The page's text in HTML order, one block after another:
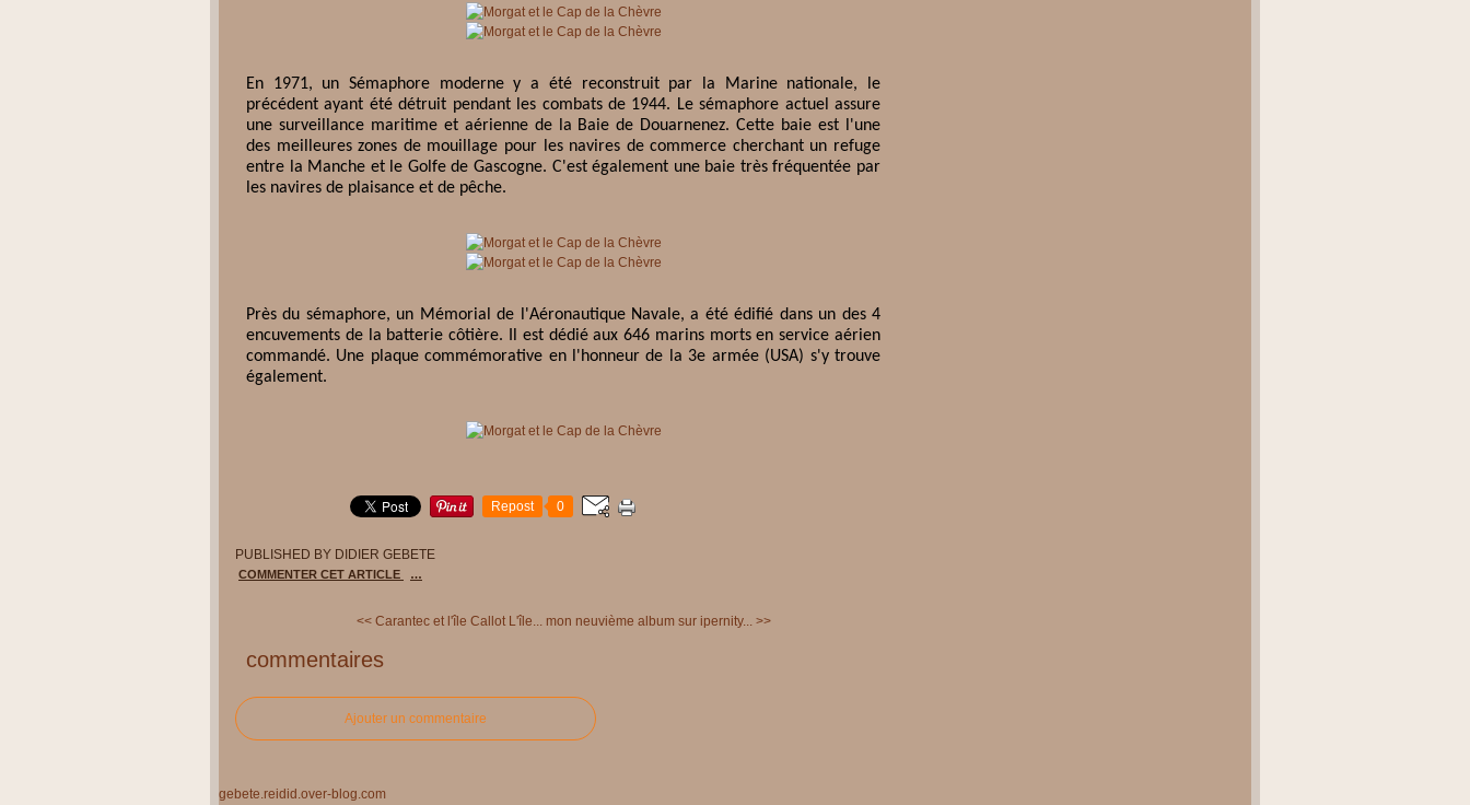
En 1971, un Sémaphore moderne y a été reconstruit par la Marine nationale, le
précédent ayant été détruit pendant les combats de 1944. Le sémaphore actuel assure
une surveillance maritime et aérienne de la Baie de Douarnenez. Cette baie est l'une
des meilleures zones de mouillage pour les navires de commerce cherchant un refuge
entre la Manche et le Golfe de Gascogne. C'est également une baie très fréquentée par
les navires de plaisance et de pêche.
Près du sémaphore, un Mémorial de l'Aéronautique Navale, a été édifié dans un des 4
encuvements de la batterie côtière. Il est dédié aux 646 marins morts en service aérien
commandé. Une plaque commémorative en l'honneur de la 3e armée (USA) s'y trouve
également.
Repost 0
PUBLISHED BY DIDIER GEBETE
COMMENTER CET ARTICLE …
<< Carantec et l'île Callot L'île... mon neuvième album sur ipernity... >>
commentaires
Ajouter un commentaire
gebete.reidid.over-blog.com